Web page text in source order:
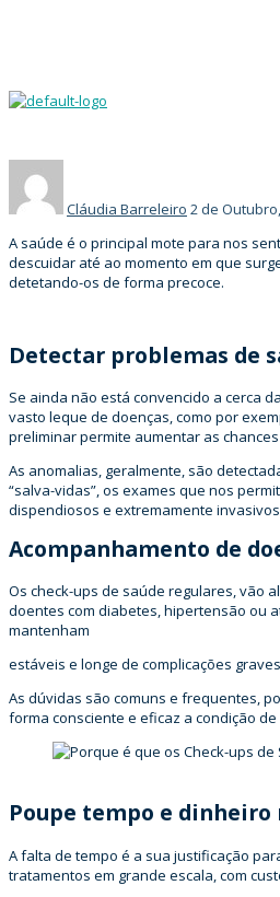
Cláudia Barreleiro 2 de
A saúde é o principal mote para nos
descuidar até ao momento em que
detetando-os de forma precoce.
Detectar problemas de
Se ainda não está convencido a cerca
vasto leque de doenças, como por
preliminar permite aumentar as
As anomalias, geralmente, são
“salva-vidas”, os exames que nos
dispendiosos e extremamente
Acompanhamento de
Os check-ups de saúde regulares, vão
doentes com diabetes, hipertensão ou
mantenham
estáveis e longe de complicações
As dúvidas são comuns e frequentes,
forma consciente e eficaz a condição
Poupe tempo e
A falta de tempo é a sua justificação
tratamentos em grande escala, com